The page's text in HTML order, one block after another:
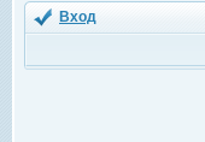
Вход